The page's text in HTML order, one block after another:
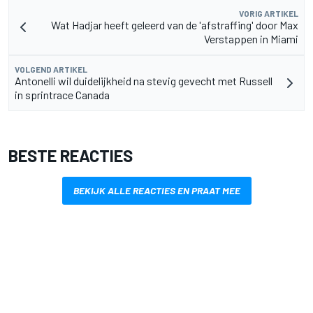
VORIG ARTIKEL
Wat Hadjar heeft geleerd van de 'afstraffing' door Max
Verstappen in Miami
VOLGEND ARTIKEL
Antonelli wil duidelijkheid na stevig gevecht met Russell
in sprintrace Canada
BESTE REACTIES
BEKIJK ALLE REACTIES EN PRAAT MEE